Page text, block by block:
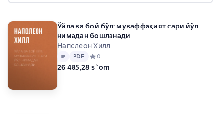
Ўйла ва бой бўл: муваффақият сари йўл
нимадан бошланади
Наполеон Хилл
Matn PDF
PDF Средний рейтинг 0 на основе 0 оценок
0
26 485,28 s`om